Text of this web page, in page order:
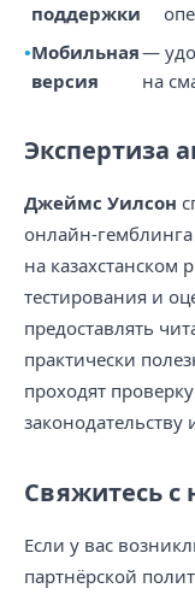
поддержки
Мобильная
версия
—
на
Экспертиза
Джеймс Уилсон
онлайн-
на казахстанском
тестирования и
предоставлять
практически
проходят
законодательству
Свяжитесь с
Если у вас
партнёрской